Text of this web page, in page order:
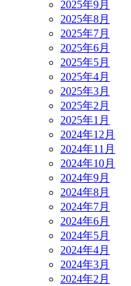
2025年9月
2025年8月
2025年7月
2025年6月
2025年5月
2025年4月
2025年3月
2025年2月
2025年1月
2024年12月
2024年11月
2024年10月
2024年9月
2024年8月
2024年7月
2024年6月
2024年5月
2024年4月
2024年3月
2024年2月